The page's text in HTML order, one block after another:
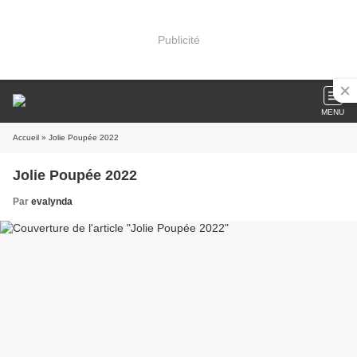
Publicité
MENU
Accueil » Jolie Poupée 2022
Jolie Poupée 2022
Par evalynda